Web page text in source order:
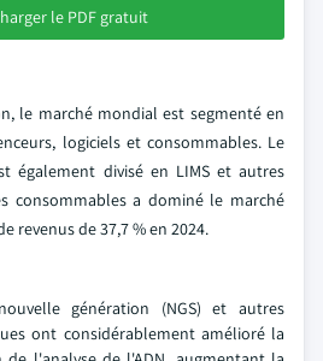
le PDF gratuit
le marché mondial est segmenté en
logiciels et consommables. Le
également divisé en LIMS et autres
consommables a dominé le marché
revenus de 37,7 % en 2024.
génération (NGS) et autres
ont considérablement amélioré la